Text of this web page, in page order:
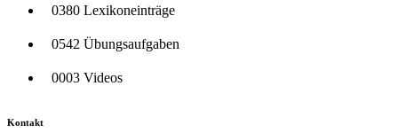
0380 Lexikoneinträge
0542 Übungsaufgaben
0003 Videos
Kontakt